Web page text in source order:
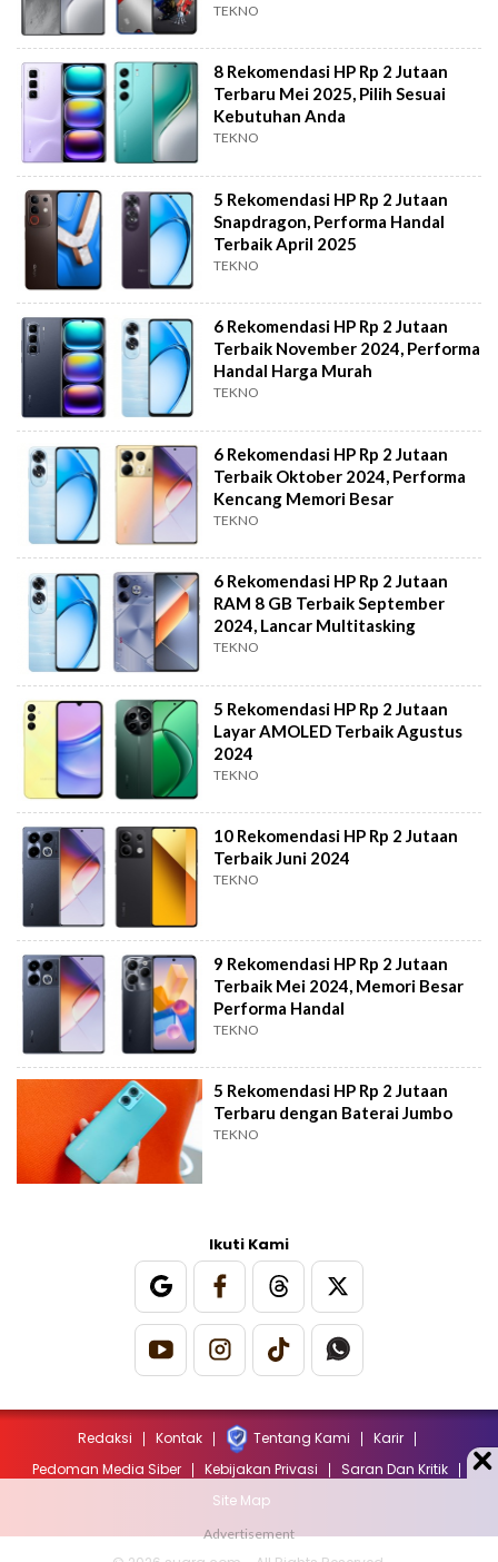
TEKNO
8 Rekomendasi HP Rp 2 Jutaan
Terbaru Mei 2025, Pilih Sesuai
Kebutuhan Anda
TEKNO
5 Rekomendasi HP Rp 2 Jutaan
Snapdragon, Performa Handal
Terbaik April 2025
TEKNO
6 Rekomendasi HP Rp 2 Jutaan
Terbaik November 2024, Performa
Handal Harga Murah
TEKNO
6 Rekomendasi HP Rp 2 Jutaan
Terbaik Oktober 2024, Performa
Kencang Memori Besar
TEKNO
6 Rekomendasi HP Rp 2 Jutaan
RAM 8 GB Terbaik September
2024, Lancar Multitasking
TEKNO
5 Rekomendasi HP Rp 2 Jutaan
Layar AMOLED Terbaik Agustus
2024
TEKNO
10 Rekomendasi HP Rp 2 Jutaan
Terbaik Juni 2024
TEKNO
9 Rekomendasi HP Rp 2 Jutaan
Terbaik Mei 2024, Memori Besar
Performa Handal
TEKNO
5 Rekomendasi HP Rp 2 Jutaan
Terbaru dengan Baterai Jumbo
TEKNO
Ikuti Kami
Redaksi Kontak Tentang Kami
Karir
Pedoman Media Siber
Kebijakan Privasi
Saran Dan Kritik
Site Map